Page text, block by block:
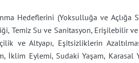
Hedeflerini (Yoksulluğa ve Açlığa
Temiz Su ve Sanitasyon, Erişilebilir ve
ve Altyapı, Eşitsizliklerin
Eylemi, Sudaki Yaşam, Karasal